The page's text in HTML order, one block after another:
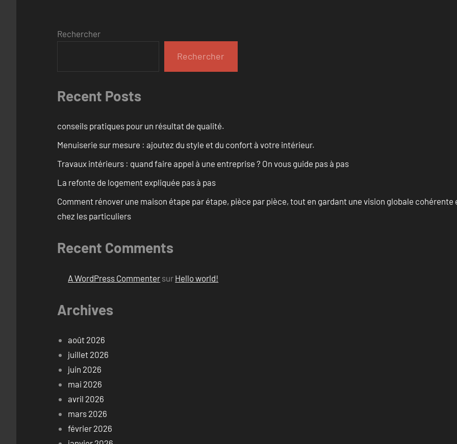
Rechercher
Rechercher
Recent Posts
conseils pratiques pour un résultat de qualité.
Menuiserie sur mesure : ajoutez du style et du confort à votre intérieur.
Travaux intérieurs : quand faire appel à une entreprise ? On vous guide pas à pas
La refonte de logement expliquée pas à pas
Comment rénover une maison étape par étape, pièce par pièce, tout en gardant une vision globale
chez les particuliers
Recent Comments
A WordPress Commenter sur Hello world!
Archives
août 2026
juillet 2026
juin 2026
mai 2026
avril 2026
mars 2026
février 2026